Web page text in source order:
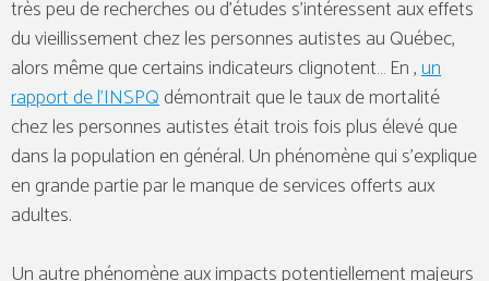
très peu de recherches ou d’études s’intéressent aux effets
du vieillissement chez les personnes autistes au Québec,
alors même que certains indicateurs clignotent… En ,un
rapport de l’INSPQdémontrait que le taux de mortalité
chez les personnes autistes était trois fois plus élevé que
dans la population en général. Un phénomène qui s’explique
en grande partie par le manque de services offerts aux
adultes.
Un autre phénomène aux impacts potentiellement majeurs